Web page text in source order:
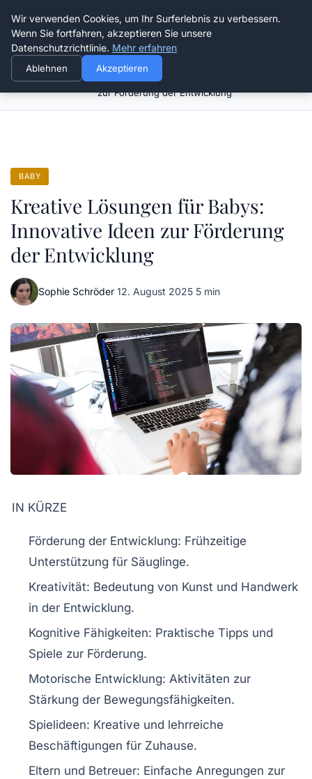
Verflixt-und-aufgetrennt.de
Kreative Lösungen für Babys: Innovative Ideen
zur Förderung der Entwicklung
BABY
Kreative Lösungen für Babys:
Innovative Ideen zur Förderung
der Entwicklung
Sophie Schröder·12. August 2025·5 min
IN KÜRZE
Förderung der Entwicklung: Frühzeitige
Unterstützung für Säuglinge.
Kreativität: Bedeutung von Kunst und Handwerk
in der Entwicklung.
Kognitive Fähigkeiten: Praktische Tipps und
Spiele zur Förderung.
Motorische Entwicklung: Aktivitäten zur
Stärkung der Bewegungsfähigkeiten.
Spielideen: Kreative und lehrreiche
Beschäftigungen für Zuhause.
Eltern und Betreuer: Einfache Anregungen zur
Wir verwenden Cookies, um Ihr Surferlebnis zu verbessern.
Wenn Sie fortfahren, akzeptieren Sie unsere
Datenschutzrichtlinie. Mehr erfahren
Ablehnen Akzeptieren